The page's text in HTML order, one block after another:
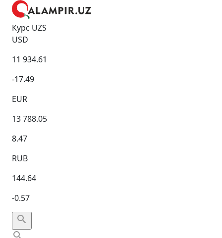
Курс UZS
USD
11 934.61
-17.49
EUR
13 788.05
8.47
RUB
144.64
-0.57